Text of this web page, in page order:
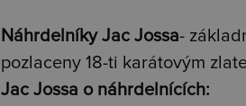
Náhrdelníky Jac Jossa-
pozlaceny 18-ti karátovým
Jac Jossa o náhrdelnících: